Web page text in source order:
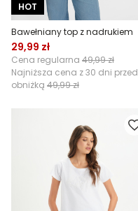
HOT
Bawełniany top z nadrukiem
29,99 zł
Cena regularna 49,99 zł
Najniższa cena z 30 dni przed
obniżką 49,99 zł